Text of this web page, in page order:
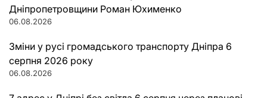
Дніпропетровщини Роман Юхименко
06.08.2026
Зміни у русі громадського транспорту Дніпра 6
серпня 2026 року
06.08.2026